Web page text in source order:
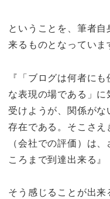
ということを、筆者
来るものとなっていま
『「ブログは何者に
な表現の場である」
受けようが、関係が
存在である。そこさ
（会社での評価）は
ころまで到達出来る』
そう感じることが出